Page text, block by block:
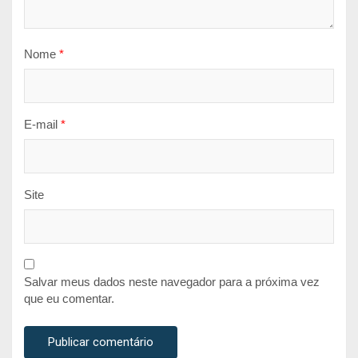
Nome *
E-mail *
Site
Salvar meus dados neste navegador para a próxima vez
que eu comentar.